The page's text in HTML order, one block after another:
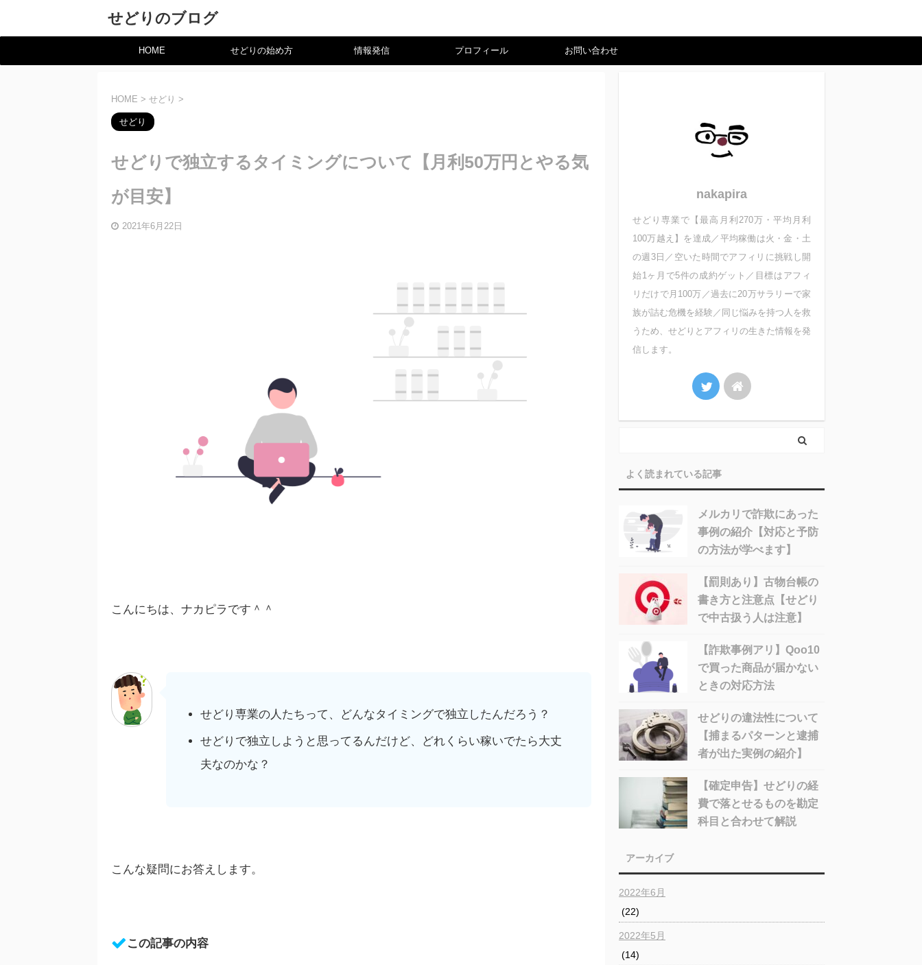
せどりのブログ
HOME せどりの始め方 情報発信 プロフィール お問い合わせ
HOME > せどり >
せどり
せどりで独立するタイミングについて【月利50万円とやる気
が目安】
2021年6月22日
こんにちは、ナカピラです＾＾
せどり専業の人たちって、どんなタイミングで独立したんだろう？
せどりで独立しようと思ってるんだけど、どれくらい稼いでたら大丈
夫なのかな？
こんな疑問にお答えします。
この記事の内容
nakapira
せどり専業で【最高月利270万・平均月利
100万越え】を達成／平均稼働は火・金・土
の週3日／空いた時間でアフィリに挑戦し開
始1ヶ月で5件の成約ゲット／目標はアフィ
リだけで月100万／過去に20万サラリーで家
族が詰む危機を経験／同じ悩みを持つ人を救
うため、せどりとアフィリの生きた情報を発
信します。
よく読まれている記事
メルカリで詐欺にあった
事例の紹介【対応と予防
の方法が学べます】
【罰則あり】古物台帳の
書き方と注意点【せどり
で中古扱う人は注意】
【詐欺事例アリ】Qoo10
で買った商品が届かない
ときの対応方法
せどりの違法性について
【捕まるパターンと逮捕
者が出た実例の紹介】
【確定申告】せどりの経
費で落とせるものを勘定
科目と合わせて解説
アーカイブ
2022年6月
(22)
2022年5月
(14)